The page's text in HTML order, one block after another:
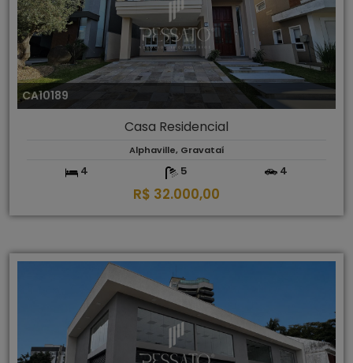
CA10189
Casa Residencial
Alphaville, Gravataí
4 5 4
R$ 32.000,00